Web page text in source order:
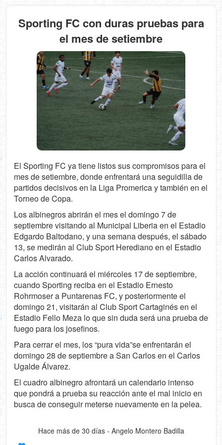
Sporting FC con duras pruebas para
el mes de setiembre
El Sporting FC ya tiene listos sus compromisos para el
mes de setiembre, donde enfrentará una seguidilla de
partidos decisivos en la Liga Promerica y también en el
Torneo de Copa.
Los albinegros abrirán el mes el domingo 7 de
septiembre visitando al Municipal Liberia en el Estadio
Edgardo Baltodano, y una semana después, el sábado
13, se medirán al Club Sport Herediano en el Estadio
Carlos Alvarado.
La acción continuará el miércoles 17 de septiembre,
cuando Sporting reciba en el Estadio Ernesto
Rohrmoser a Puntarenas FC, y posteriormente el
domingo 21, visitarán al Club Sport Cartaginés en el
Estadio Fello Meza lo que sin duda será una prueba de
fuego para los josefinos.
Para cerrar el mes, los “pura vida”se enfrentarán el
domingo 28 de septiembre a San Carlos en el Carlos
Ugalde Álvarez.
El cuadro albinegro afrontará un calendario intenso
que pondrá a prueba su reacción ante el mal inicio en
busca de conseguir meterse nuevamente en la pelea.
Hace más de 30 días - Angelo Montero Badilla